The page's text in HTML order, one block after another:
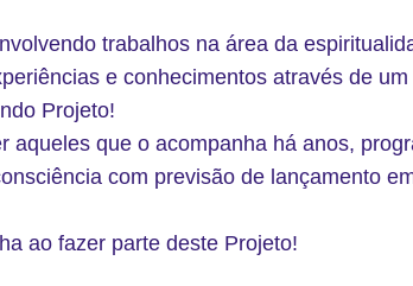
trabalhos na área da
e conhecimentos através de um
Projeto!
aqueles que o acompanha há anos,
com previsão de lançamento
ao fazer parte deste Projeto!